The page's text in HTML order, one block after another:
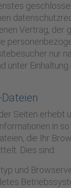
Vertrag, der
nur
unter Einhaltung
Seiten erhebt
in
die Ihr
Dies sind:
und